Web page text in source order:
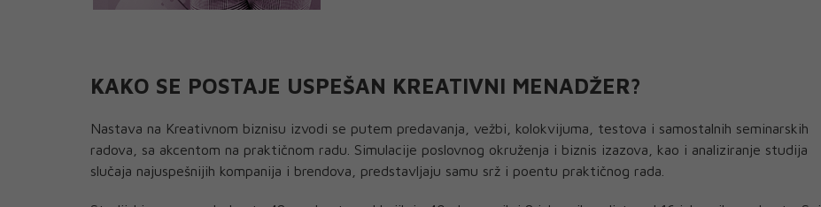
KAKO SE POSTAJE USPEŠAN KREATIVNI MENADŽER?
Nastava na Kreativnom biznisu izvodi se putem predavanja, vežbi, kolokvijuma, testova i samostalnih seminarskih
radova, sa akcentom na praktičnom radu. Simulacije poslovnog okruženja i biznis izazova, kao i analiziranje studija
slučaja najuspešnijih kompanija i brendova, predstavljaju samu srž i poentu praktičnog rada.